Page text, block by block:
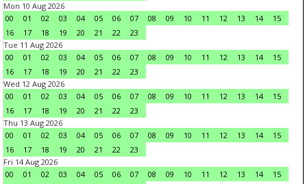
Mon 10 Aug 2026
00
01 02 03 04 05 06 07 08 09 10 11 12 13 14
15
16
17 18 19 20 21 22
23
Tue 11 Aug 2026
00
01 02 03 04 05 06 07 08 09 10 11 12 13 14
15
16
17 18 19 20 21 22
23
Wed 12 Aug 2026
00
01 02 03 04 05 06 07 08 09 10 11 12 13 14
15
16
17 18 19 20 21 22
23
Thu 13 Aug 2026
00
01 02 03 04 05 06 07 08 09 10 11 12 13 14
15
16
17 18 19 20 21 22
23
Fri 14 Aug 2026
00
01 02 03 04 05 06 07 08 09 10 11 12 13 14
15